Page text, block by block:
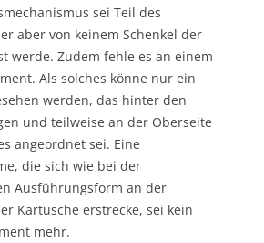
sei Teil des
aber von keinem Schenkel der
werde. Zudem fehle es an einem
Als solches könne nur ein
werden, das hinter den
und teilweise an der Oberseite
angeordnet sei. Eine
die sich wie bei der
Ausführungsform an der
Kartusche erstrecke, sei kein
mehr.